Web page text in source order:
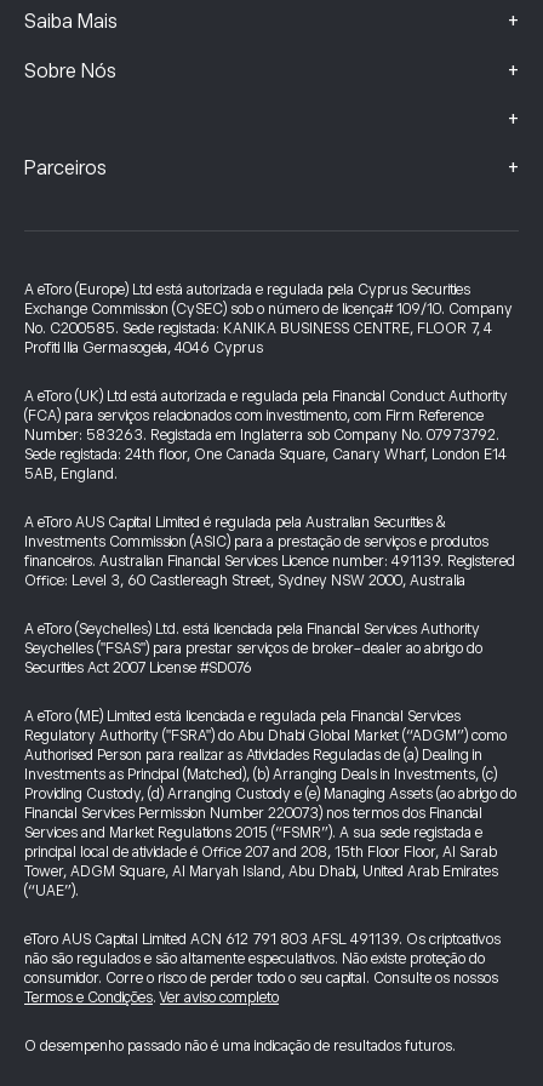
Saiba Mais +
Sobre Nós +
+
Parceiros +
A eToro (Europe) Ltd está autorizada e regulada pela Cyprus Securities
Exchange Commission (CySEC) sob o número de licença# 109/10. Company
No. C200585. Sede registada: KANIKA BUSINESS CENTRE, FLOOR 7, 4
Profiti Ilia Germasogeia, 4046 Cyprus
A eToro (UK) Ltd está autorizada e regulada pela Financial Conduct Authority
(FCA) para serviços relacionados com investimento, com Firm Reference
Number: 583263. Registada em Inglaterra sob Company No. 07973792.
Sede registada: 24th floor, One Canada Square, Canary Wharf, London E14
5AB, England.
A eToro AUS Capital Limited é regulada pela Australian Securities &
Investments Commission (ASIC) para a prestação de serviços e produtos
financeiros. Australian Financial Services Licence number: 491139. Registered
Office: Level 3, 60 Castlereagh Street, Sydney NSW 2000, Australia
A eToro (Seychelles) Ltd. está licenciada pela Financial Services Authority
Seychelles ("FSAS") para prestar serviços de broker-dealer ao abrigo do
Securities Act 2007 License #SD076
A eToro (ME) Limited está licenciada e regulada pela Financial Services
Regulatory Authority ("FSRA") do Abu Dhabi Global Market (“ADGM”) como
Authorised Person para realizar as Atividades Reguladas de (a) Dealing in
Investments as Principal (Matched), (b) Arranging Deals in Investments, (c)
Providing Custody, (d) Arranging Custody e (e) Managing Assets (ao abrigo do
Financial Services Permission Number 220073) nos termos dos Financial
Services and Market Regulations 2015 (“FSMR”). A sua sede registada e
principal local de atividade é Office 207 and 208, 15th Floor Floor, Al Sarab
Tower, ADGM Square, Al Maryah Island, Abu Dhabi, United Arab Emirates
(“UAE”).
eToro AUS Capital Limited ACN 612 791 803 AFSL 491139. Os criptoativos
não são regulados e são altamente especulativos. Não existe proteção do
consumidor. Corre o risco de perder todo o seu capital. Consulte os nossos
Termos e Condições.Ver aviso completo
O desempenho passado não é uma indicação de resultados futuros.